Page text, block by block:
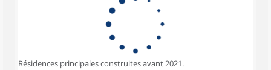
Résidences principales construites avant 2021.